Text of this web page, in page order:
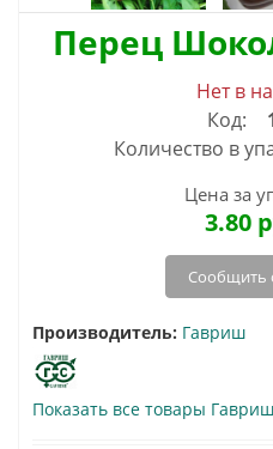
Перец
Нет в
Код:
Количество в
Цена за
3.80
Сообщить
Производитель: Гавриш
Показать все товары Гавриш